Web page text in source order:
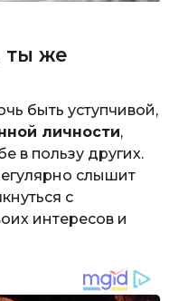
ты же
быть уступчивой,
личности,
в пользу других.
слышит
с
интересов и